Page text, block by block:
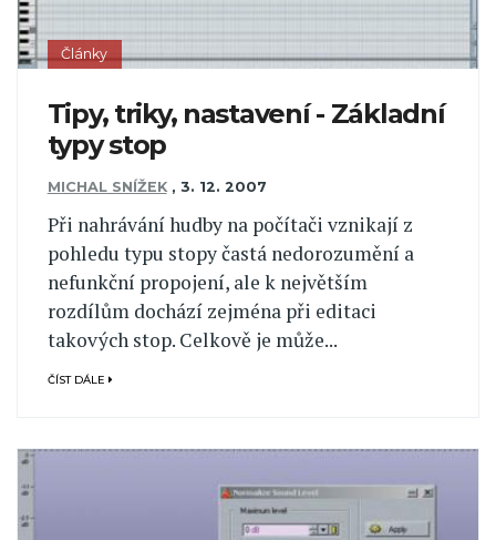
Články
Tipy, triky, nastavení - Základní
typy stop
MICHAL SNÍŽEK , 3. 12. 2007
Při nahrávání hudby na počítači vznikají z
pohledu typu stopy častá nedorozumění a
nefunkční propojení, ale k největším
rozdílům dochází zejména při editaci
takových stop. Celkově je může...
ČÍST DÁLE